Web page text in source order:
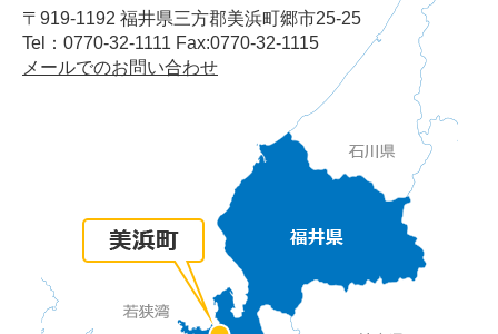
〒919-1192 福井県三方郡美浜町郷市25-25
Tel：0770-32-1111 Fax:0770-32-1115
メールでのお問い合わせ